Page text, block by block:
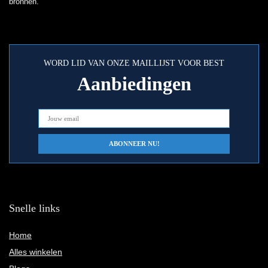
WORD LID VAN ONZE MAILLIJST VOOR BEST
Aanbiedingen
Snelle links
Home
Alles winkelen